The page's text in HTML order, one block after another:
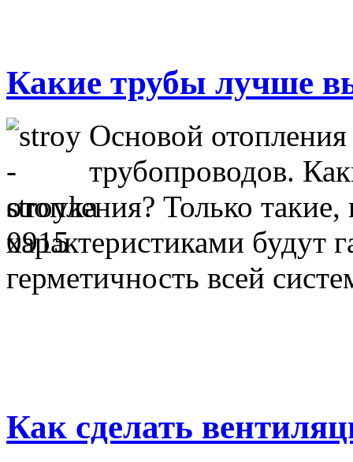
Какие трубы лучше
Основой отопления
трубопроводов.
отопления? Только
характеристиками будут
герметичность всей
Как сделать